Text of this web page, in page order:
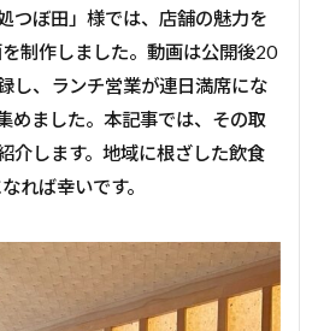
つぼ田」様では、店舗の魅力を
制作しました。動画は公開後20
し、ランチ営業が連日満席にな
めました。本記事では、その取
介します。地域に根ざした飲食
れば幸いです。